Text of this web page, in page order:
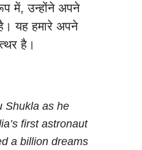
में, उन्होंने अपने
यह हमारे अपने
है।
Shukla as he
first astronaut
a billion dreams